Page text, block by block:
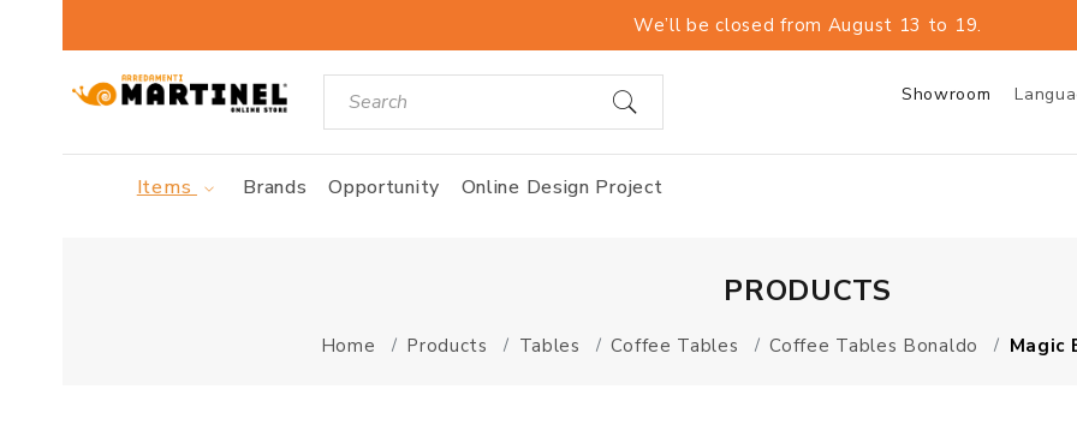
We’ll be closed from August 13 to 19.
Showroom
Items Brands Opportunity Online Design Project
PRODUCTS
Home Products Tables Coffee Tables Coffee Tables Bonaldo Magic